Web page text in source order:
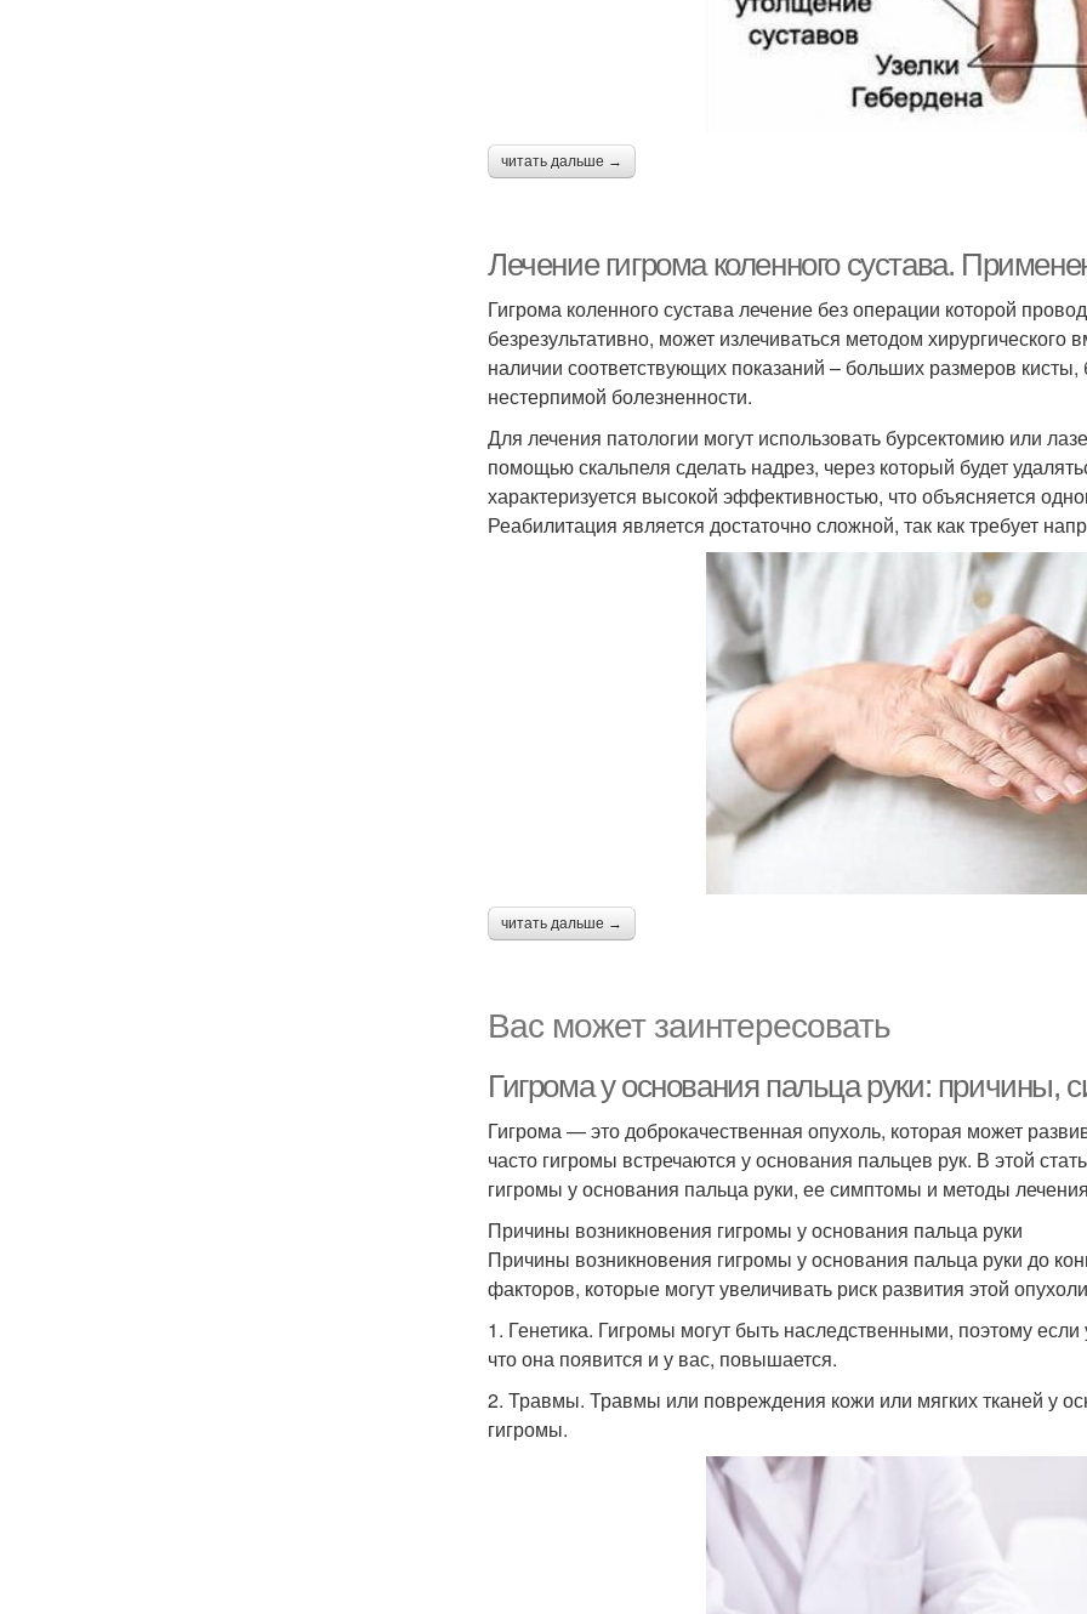
читать дальше →
Лечение гигрома коленного сустава.
Гигрома коленного сустава лечение без операции которой
безрезультативно, может излечиваться методом
наличии соответствующих показаний – больших размеров
нестерпимой болезненности.
Для лечения патологии могут использовать бурсектомию или
помощью скальпеля сделать надрез, через который будет
характеризуется высокой эффективностью, что объясняется
Реабилитация является достаточно сложной, так как требует
читать дальше →
Вас может заинтересовать
Гигрома у основания пальца руки: причины,
Гигрома — это доброкачественная опухоль, которая может
часто гигромы встречаются у основания пальцев рук. В этой
гигромы у основания пальца руки, ее симптомы и методы
Причины возникновения гигромы у основания пальца руки
Причины возникновения гигромы у основания пальца руки до
факторов, которые могут увеличивать риск развития этой
1. Генетика. Гигромы могут быть наследственными, поэтому
что она появится и у вас, повышается.
2. Травмы. Травмы или повреждения кожи или мягких тканей у
гигромы.